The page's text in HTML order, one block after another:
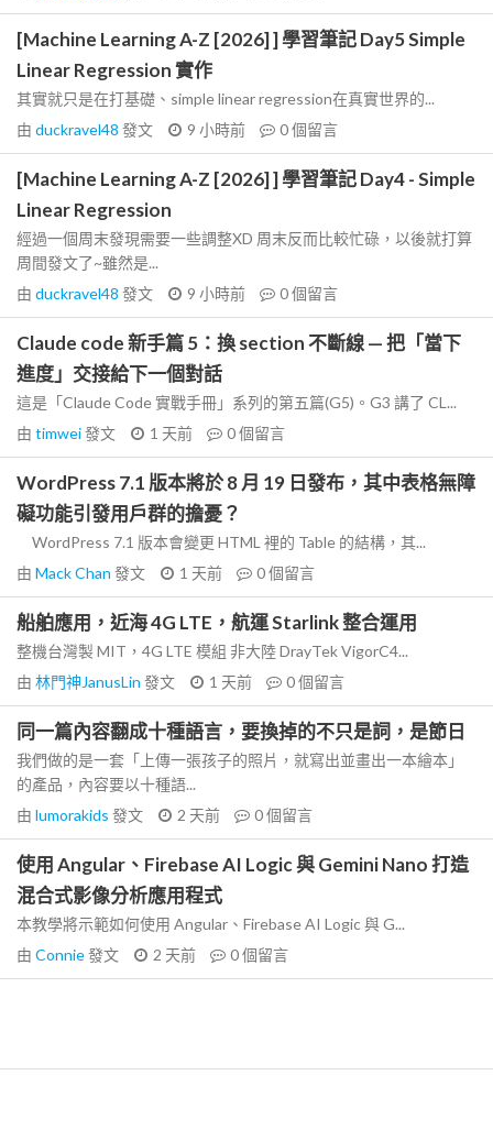
[Machine Learning A-Z [2026] ] 學習筆記 Day5 Simple
Linear Regression 實作
其實就只是在打基礎、simple linear regression在真實世界的...
由 duckravel48 發文 9 小時前 0個留言
[Machine Learning A-Z [2026] ] 學習筆記 Day4 - Simple
Linear Regression
經過一個周末發現需要一些調整XD 周末反而比較忙碌，以後就打算
周間發文了~雖然是...
由 duckravel48 發文 9 小時前 0個留言
Claude code 新手篇 5：換 section 不斷線 — 把「當下
進度」交接給下一個對話
這是「Claude Code 實戰手冊」系列的第五篇(G5)。G3 講了 CL...
由 timwei發文 1 天前 0個留言
WordPress 7.1 版本將於 8 月 19 日發布，其中表格無障
礙功能引發用戶群的擔憂？
WordPress 7.1 版本會變更 HTML 裡的 Table 的結構，其...
由 Mack Chan 發文 1 天前 0個留言
船舶應用，近海 4G LTE，航運 Starlink 整合運用
整機台灣製 MIT，4G LTE 模組 非大陸 DrayTek VigorC4...
由 林門神JanusLin 發文 1 天前 0個留言
同一篇內容翻成十種語言，要換掉的不只是詞，是節日
我們做的是一套「上傳一張孩子的照片，就寫出並畫出一本繪本」
的產品，內容要以十種語...
由 lumorakids 發文 2 天前 0個留言
使用 Angular、Firebase AI Logic 與 Gemini Nano 打造
混合式影像分析應用程式
本教學將示範如何使用 Angular、Firebase AI Logic 與 G...
由 Connie發文 2 天前 0個留言